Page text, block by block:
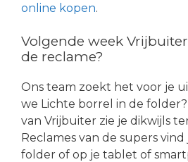
online kopen.
Volgende week
de reclame?
Ons team zoekt het voor je
we Lichte borrel in de
van Vrijbuiter zie je dikwijls
Reclames van de supers
folder of op je tablet of